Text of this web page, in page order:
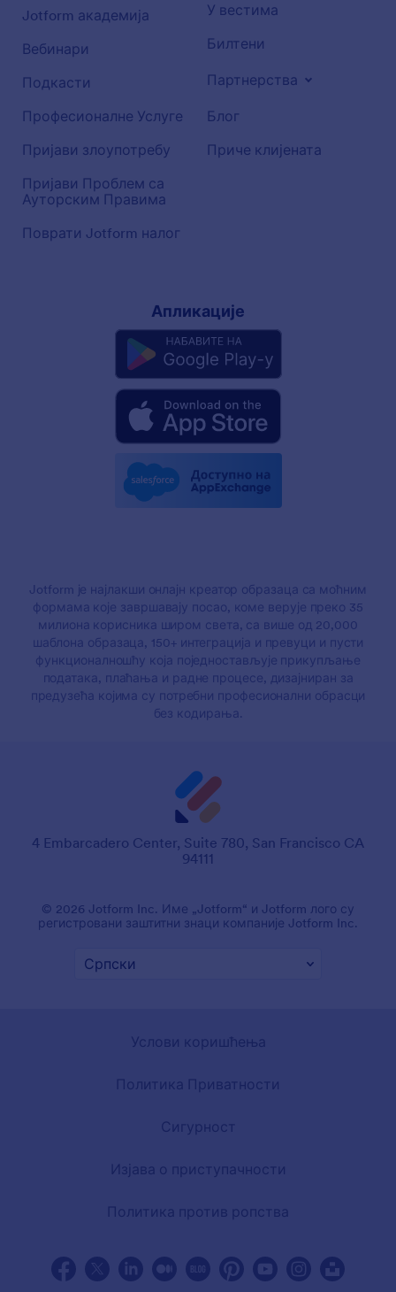
Jotform академија
Вебинари
Подкасти
Професионалне Услуге
Пријави злоупотребу
Пријави Проблем са
Ауторским Правима
Поврати Jotform налог
У вестима
Билтени
Партнерства
Блог
Приче клијената
Апликације
Jotform је најлакши онлајн креатор образаца са моћним
формама које завршавају посао, коме верује преко 35
милиона корисника широм света, са више од 20,000
шаблона образаца, 150+ интеграција и превуци и пусти
функционалношћу која поједностављује прикупљање
података, плаћања и радне процесе, дизајниран за
предузећа којима су потребни професионални обрасци
без кодирања.
4 Embarcadero Center, Suite 780, San Francisco CA
94111
© 2026 Jotform Inc. Име „Jotform“ и Jotform лого су
регистровани заштитни знаци компаније Jotform Inc.
Услови коришћења
Политика Приватности
Сигурност
Изјава о приступачности
Политика против ропства